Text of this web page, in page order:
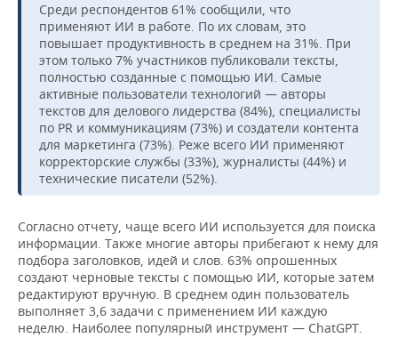
Среди респондентов 61% сообщили, что
применяют ИИ в работе. По их словам, это
повышает продуктивность в среднем на 31%. При
этом только 7% участников публиковали тексты,
полностью созданные с помощью ИИ. Самые
активные пользователи технологий — авторы
текстов для делового лидерства (84%), специалисты
по PR и коммуникациям (73%) и создатели контента
для маркетинга (73%). Реже всего ИИ применяют
корректорские службы (33%), журналисты (44%) и
технические писатели (52%).
Согласно отчету, чаще всего ИИ используется для поиска
информации. Также многие авторы прибегают к нему для
подбора заголовков, идей и слов. 63% опрошенных
создают черновые тексты с помощью ИИ, которые затем
редактируют вручную. В среднем один пользователь
выполняет 3,6 задачи с применением ИИ каждую
неделю. Наиболее популярный инструмент — ChatGPT.